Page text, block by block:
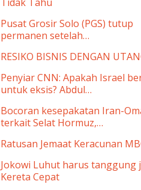
Pusat Grosir Solo (PGS) tutup
permanen setelah…
RESIKO BISNIS DENGAN
Penyiar CNN: Apakah Israel
untuk eksis? Abdul…
Bocoran kesepakatan Iran-
terkait Selat Hormuz,…
Ratusan Jemaat Keracunan
Jokowi Luhut harus tanggung
Kereta Cepat